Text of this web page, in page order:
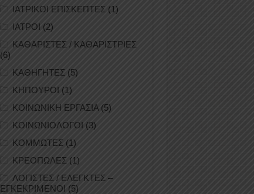
ΙΑΤΡΙΚΟΙ ΕΠΙΣΚΕΠΤΕΣ (1)
ΙΑΤΡΟΙ (2)
ΚΑΘΑΡΙΣΤΕΣ / ΚΑΘΑΡΙΣΤΡΙΕΣ
(6)
ΚΑΘΗΓΗΤΕΣ (5)
ΚΗΠΟΥΡΟΙ (1)
ΚΟΙΝΩΝΙΚΗ ΕΡΓΑΣΙΑ(5)
ΚΟΙΝΩΝΙΟΛΟΓΟΙ (3)
ΚΟΜΜΩΤΕΣ (1)
ΚΡΕΟΠΩΛΕΣ (1)
ΛΟΓΙΣΤΕΣ / ΕΛΕΓΚΤΕΣ –
ΕΓΚΕΚΡΙΜΕΝΟΙ (5)